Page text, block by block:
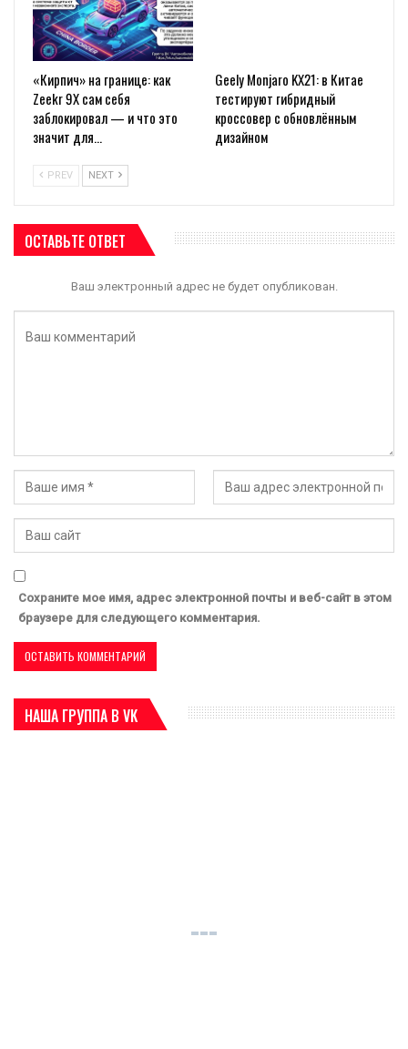
«Кирпич» на границе: как
Zeekr 9X сам себя
заблокировал — и что это
значит для…
Geely Monjaro KX21: в Китае
тестируют гибридный
кроссовер с обновлённым
дизайном
PREV NEXT
ОСТАВЬТЕ ОТВЕТ
Ваш электронный адрес не будет опубликован.
Сохраните мое имя, адрес электронной почты и веб-сайт в этом
браузере для следующего комментария.
НАША ГРУППА В VK